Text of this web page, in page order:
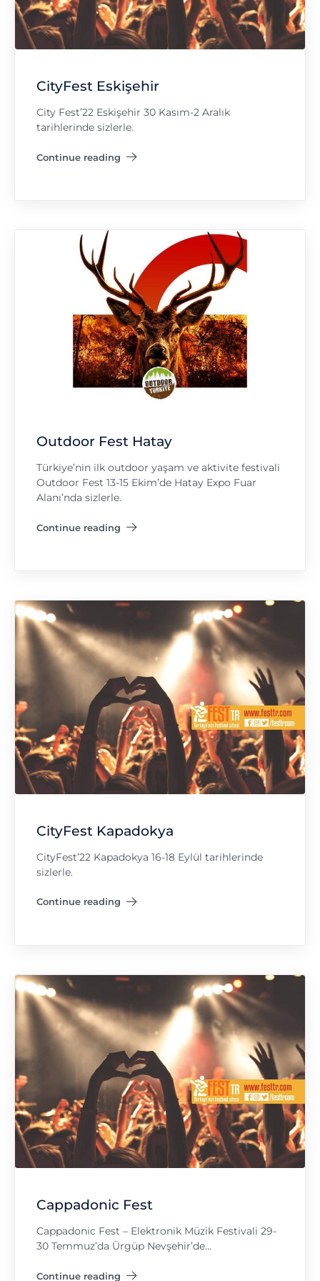
CityFest Eskişehir
City Fest’22 Eskişehir 30 Kasım-2 Aralık
tarihlerinde sizlerle.
Continue reading
"CityFest Eskişehir"
Outdoor Fest Hatay
Türkiye’nin ilk outdoor yaşam ve aktivite festivali
Outdoor Fest 13-15 Ekim’de Hatay Expo Fuar
Alanı’nda sizlerle.
Continue reading
"Outdoor Fest Hatay"
CityFest Kapadokya
CityFest’22 Kapadokya 16-18 Eylül tarihlerinde
sizlerle.
Continue reading
"CityFest Kapadokya"
Cappadonic Fest
Cappadonic Fest – Elektronik Müzik Festivali 29-
30 Temmuz’da Ürgüp Nevşehir’de…
Continue reading